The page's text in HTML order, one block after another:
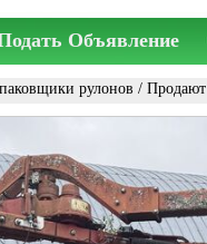
Объявление
рулонов / Продают